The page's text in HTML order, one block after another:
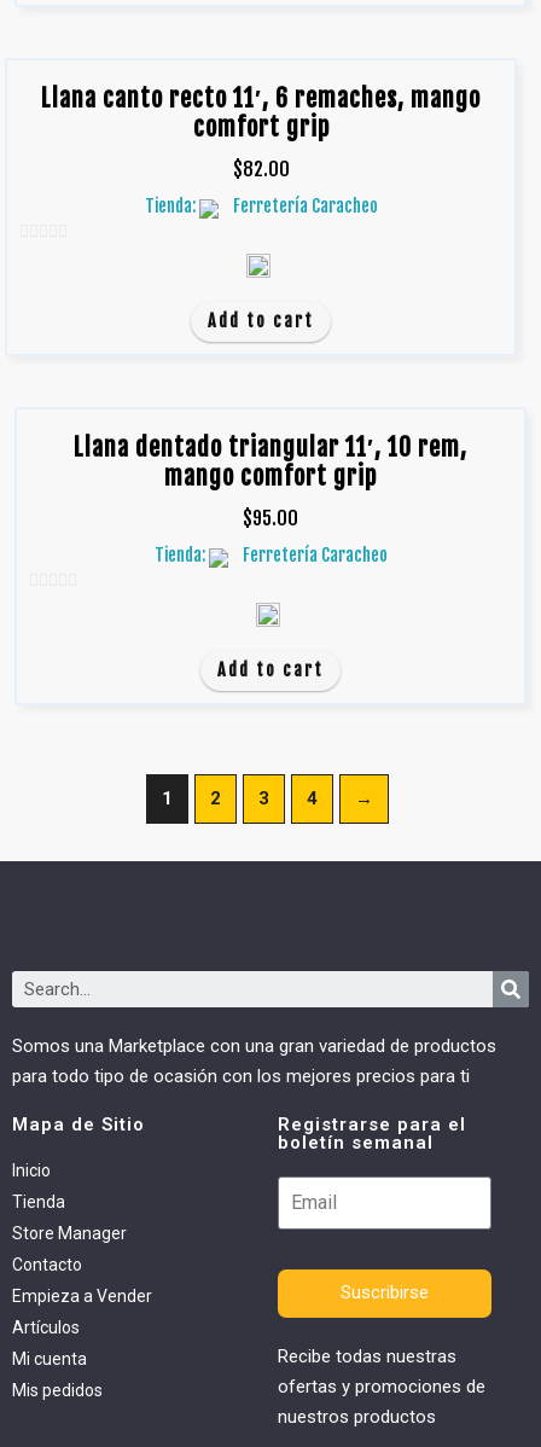
Llana canto recto 11′, 6 remaches, mango
comfort grip
$82.00
Tienda: Ferretería Caracheo
Add to cart
Llana dentado triangular 11′, 10 rem,
mango comfort grip
$95.00
Tienda: Ferretería Caracheo
Add to cart
1 2 3 4 →
Somos una Marketplace con una gran variedad de productos
para todo tipo de ocasión con los mejores precios para ti
Mapa de Sitio
Inicio
Tienda
Store Manager
Contacto
Empieza a Vender
Artículos
Mi cuenta
Mis pedidos
Registrarse para el
boletín semanal
Suscribirse
Recibe todas nuestras
ofertas y promociones de
nuestros productos